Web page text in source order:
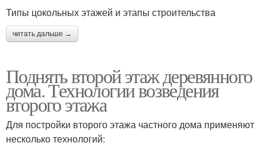
Типы цокольных этажей и этапы строительства
читать дальше →
Поднять второй этаж деревянного
дома. Технологии возведения
второго этажа
Для постройки второго этажа частного дома применяют
несколько технологий: